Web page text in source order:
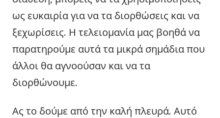
ως ευκαιρία για να τα διορθώσεις και να
ξεχωρίσεις. Η τελειομανία μας βοηθά να
παρατηρούμε αυτά τα μικρά σημάδια που
άλλοι θα αγνοούσαν και να τα
διορθώνουμε.
Ας το δούμε από την καλή πλευρά. Αυτό